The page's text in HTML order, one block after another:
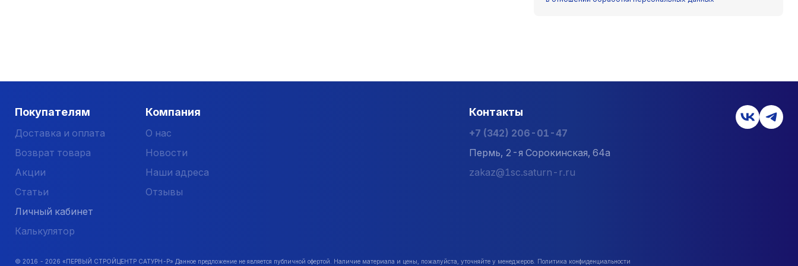
Покупателям
Доставка и оплата
Возврат товара
Акции
Статьи
Личный кабинет
Калькулятор
Компания
О нас
Новости
Наши адреса
Отзывы
Контакты
+7 (342) 206-01-47
Пермь, 2-я Сорокинская, 64а
zakaz@1sc.saturn-r.ru
© 2016 - 2026 «ПЕРВЫЙ СТРОЙЦЕНТР САТУРН-Р» Данное предложение не является публичной офертой. Наличие материала и цены, пожалуйста, уточняйте у менеджеров. Политика конфиденциальности